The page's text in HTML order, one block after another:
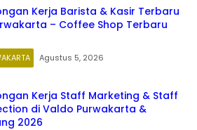
Kerja Barista & Kasir Terbaru
– Coffee Shop Terbaru
Agustus 5, 2026
Kerja Staff Marketing & Staff
di Valdo Purwakarta &
2026